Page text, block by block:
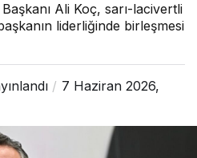
Ali Koç, sarı-lacivertli
liderliğinde birleşmesi
7 Haziran 2026,